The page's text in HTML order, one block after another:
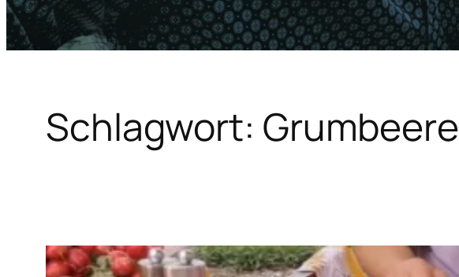
Schlagwort: Grumbeere